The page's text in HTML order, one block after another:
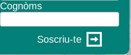
Cognòms
Soscriu-te